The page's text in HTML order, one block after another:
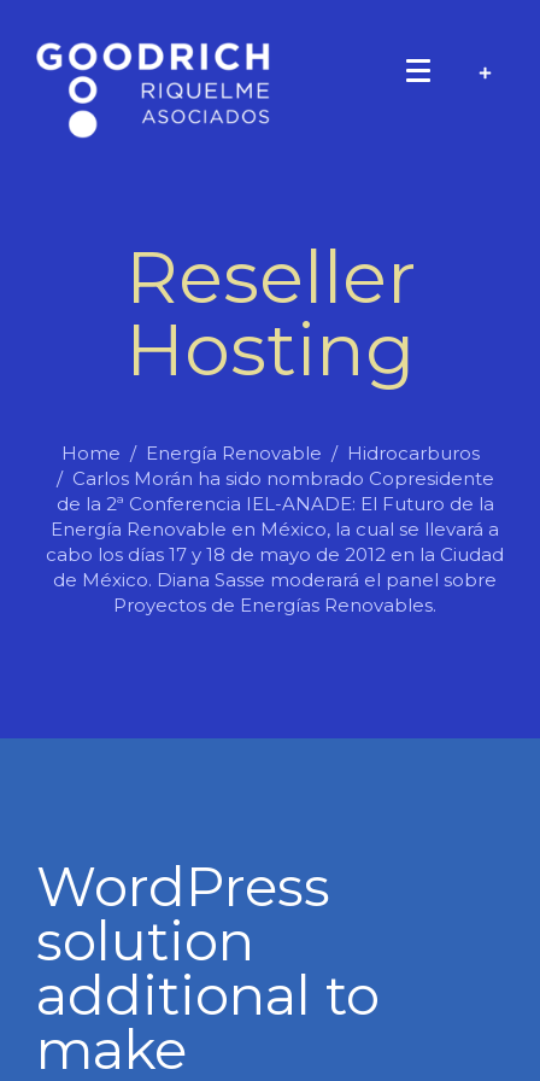
Reseller
Hosting
Home Energía Renovable
Hidrocarburos
Carlos Morán ha sido nombrado Copresidente
de la 2ª Conferencia IEL-ANADE: El Futuro de la
Energía Renovable en México, la cual se llevará a
cabo los días 17 y 18 de mayo de 2012 en la Ciudad
de México. Diana Sasse moderará el panel sobre
Proyectos de Energías Renovables.
WordPress
solution
additional to
make